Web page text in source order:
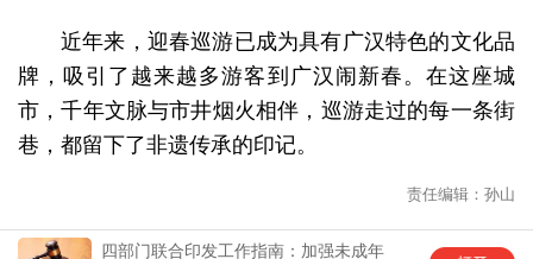
近年来，迎春巡游已成为具有广汉特色的文化品
牌，吸引了越来越多游客到广汉闹新春。在这座城
市，千年文脉与市井烟火相伴，巡游走过的每一条街
巷，都留下了非遗传承的印记。
责任编辑：孙山
四部门联合印发工作指南：加强未成年
中国